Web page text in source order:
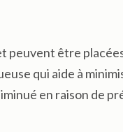
peuvent être
qui aide à
en raison de